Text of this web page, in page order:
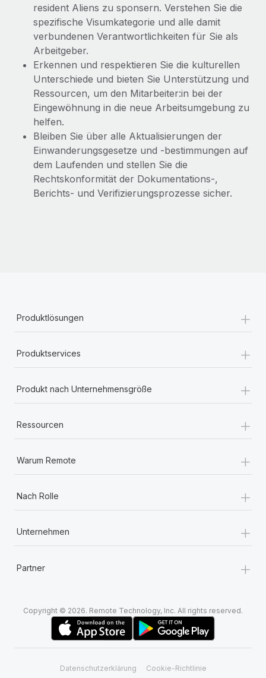
resident Aliens zu sponsern. Verstehen Sie die
spezifische Visumkategorie und alle damit
verbundenen Verantwortlichkeiten für Sie als
Arbeitgeber.
Erkennen und respektieren Sie die kulturellen
Unterschiede und bieten Sie Unterstützung und
Ressourcen, um den Mitarbeiter:in bei der
Eingewöhnung in die neue Arbeitsumgebung zu
helfen.
Bleiben Sie über alle Aktualisierungen der
Einwanderungsgesetze und -bestimmungen auf
dem Laufenden und stellen Sie die
Rechtskonformität der Dokumentations-,
Berichts- und Verifizierungsprozesse sicher.
Produktlösungen +
Produktservices +
Produkt nach Unternehmensgröße +
Ressourcen +
Warum Remote +
Nach Rolle +
Unternehmen +
Partner +
Copyright © 2026. Remote Technology, Inc. All rights reserved.
Datenschutzerklärung Cookie-Richtlinie